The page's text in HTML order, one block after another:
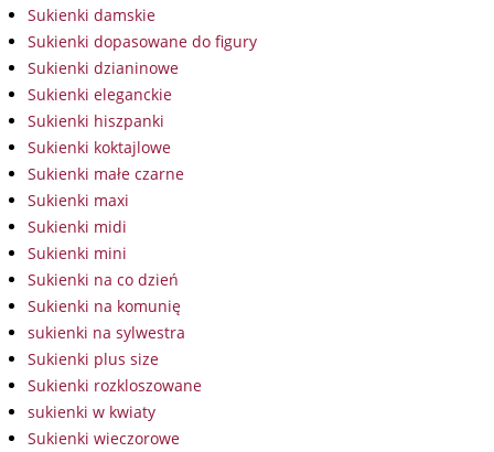
Sukienki damskie
Sukienki dopasowane do figury
Sukienki dzianinowe
Sukienki eleganckie
Sukienki hiszpanki
Sukienki koktajlowe
Sukienki małe czarne
Sukienki maxi
Sukienki midi
Sukienki mini
Sukienki na co dzień
Sukienki na komunię
sukienki na sylwestra
Sukienki plus size
Sukienki rozkloszowane
sukienki w kwiaty
Sukienki wieczorowe